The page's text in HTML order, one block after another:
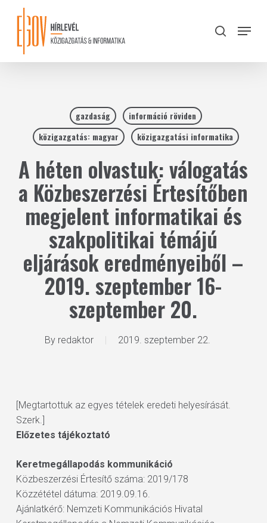
content
search
Menu
gazdaság
információ röviden
közigazgatás: magyar
közigazgatási informatika
A héten olvastuk: válogatás
a Közbeszerzési Értesítőben
megjelent informatikai és
szakpolitikai témájú
eljárások eredményeiből –
2019. szeptember 16-
szeptember 20.
By redaktor 2019. szeptember 22.
[Megtartottuk az egyes tételek eredeti helyesírását.
Szerk.]
Előzetes tájékoztató
Keretmegállapodás kommunikáció
Közbeszerzési Értesítő száma: 2019/178
Közzététel dátuma: 2019.09.16.
Ajánlatkérő: Nemzeti Kommunikációs Hivatal
Close